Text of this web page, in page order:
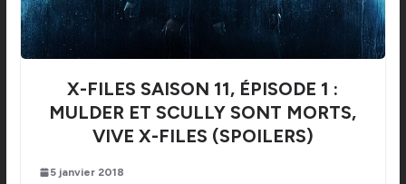
X-FILES SAISON 11, ÉPISODE 1 :
MULDER ET SCULLY SONT MORTS,
VIVE X-FILES (SPOILERS)
5 janvier 2018